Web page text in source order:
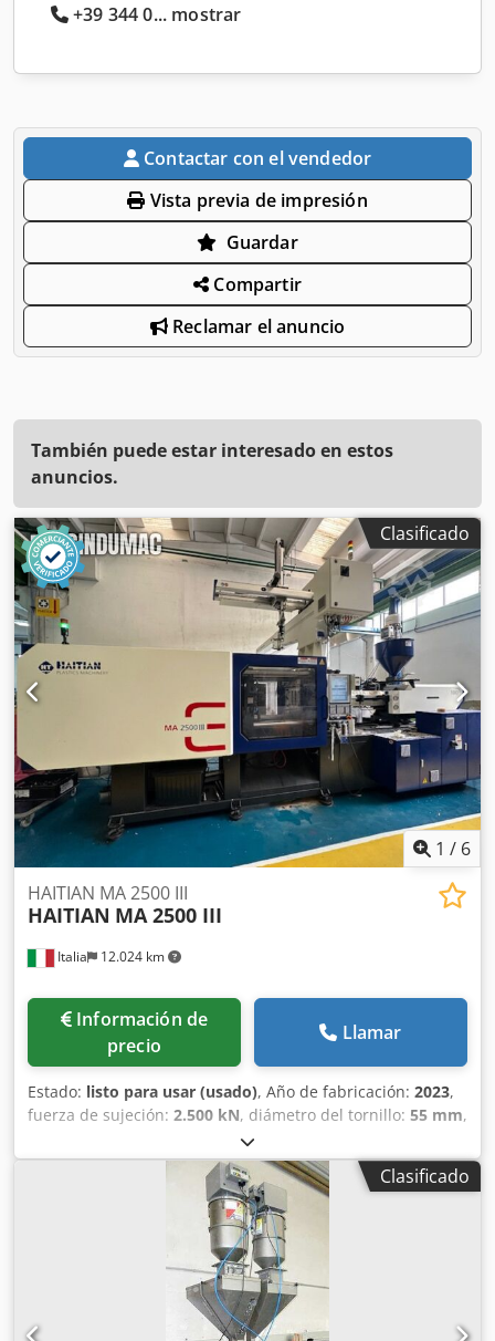
+39 344 0... mostrar
Contactar con el vendedor
Vista previa de impresión
Guardar
Compartir
Reclamar el anuncio
También puede estar interesado en estos
anuncios.
Clasificado
1 / 6
Italia 12.024 km
HAITIAN MA 2500 III
HAITIAN MA 2500 III
Información de
precio
Llamar
Estado: listo para usar (usado), Año de fabricación: 2023,
fuerza de sujeción: 2.500 kN, diámetro del tornillo: 55 mm,
, Máquina de moldeo por inyección
hidráulica fabricada en 2023. Esta HAITIAN MA 2500 III
cuenta con una fuerza de cierre de 250 toneladas y un
tamaño de platina de 850 x 850 mm. La máquina incluye
una impresionante presión de inyección de 1850 bar y un
diámetro de husillo de 55 mm. Si desea obtener
capacidades de moldeo por inyección de alta calidad,
considere la máquina HAITIAN MA 2500 III que tenemos a
la venta. Póngase en contacto con nosotros para obtener
Clasificado